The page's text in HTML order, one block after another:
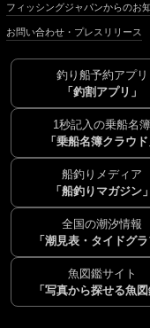
フィッシングジャパンからのお
お問い合わせ・プレスリリース
釣り船予約アプリ
「釣割アプリ」
1秒記入の乗船名簿
「乗船名簿クラウド
船釣りメディア
「船釣りマガジン」
全国の潮汐情報
「潮見表・タイドグラ
魚図鑑サイト
「写真から探せる魚図